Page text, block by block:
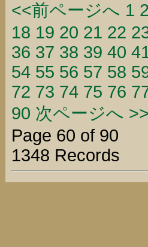
<<前ページへ 1
18 19 20 21 22
36 37 38 39 40
54 55 56 57 58
72 73 74 75 76
90 次ページへ
Page 60 of 90
1348 Records